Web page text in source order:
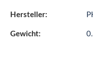
Hersteller:
Gewicht: